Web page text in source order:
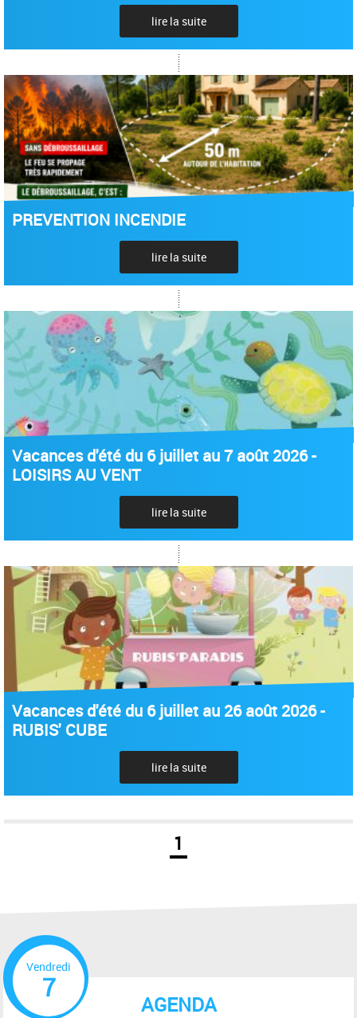
lire la suite
PREVENTION INCENDIE
lire la suite
Vacances d'été du 6 juillet au 7 août 2026 -
LOISIRS AU VENT
lire la suite
Vacances d'été du 6 juillet au 26 août 2026 -
RUBIS' CUBE
lire la suite
1
AGENDA
Vendredi
7